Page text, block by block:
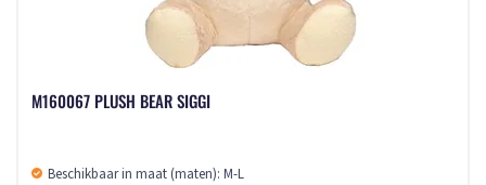
M160067 PLUSH BEAR SIGGI
Beschikbaar in maat (maten): M-L